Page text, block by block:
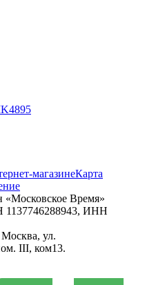
магазинеКарта
«Московское Время»
ИНН
ул.
III, ком13.